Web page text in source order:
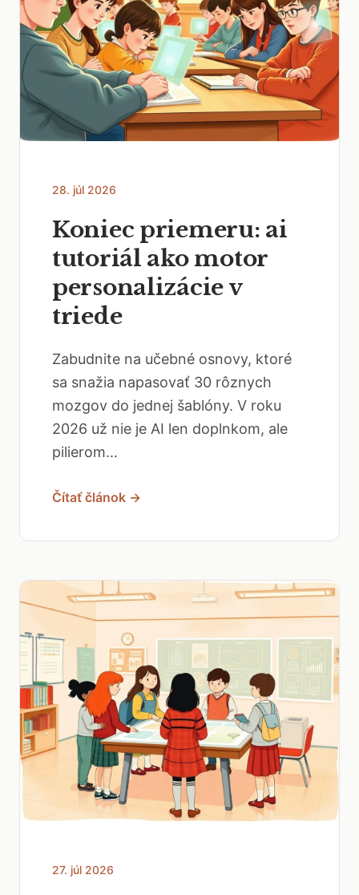
28. júl 2026
Koniec priemeru: ai
tutoriál ako motor
personalizácie v
triede
Zabudnite na učebné osnovy, ktoré
sa snažia napasovať 30 rôznych
mozgov do jednej šablóny. V roku
2026 už nie je AI len doplnkom, ale
pilierom...
Čítať článok →
27. júl 2026